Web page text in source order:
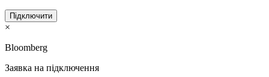
Підключити
×
Bloomberg
Заявка на підключення